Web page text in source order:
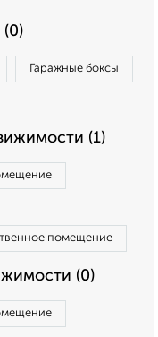
Гаражные боксы
(1)
помещение
(0)